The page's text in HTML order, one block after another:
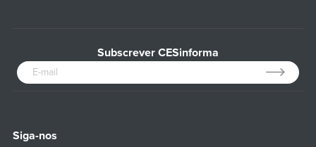
Subscrever CESinforma
Siga-nos